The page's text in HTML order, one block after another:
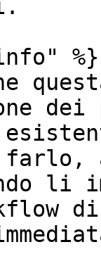
%}
dei
li